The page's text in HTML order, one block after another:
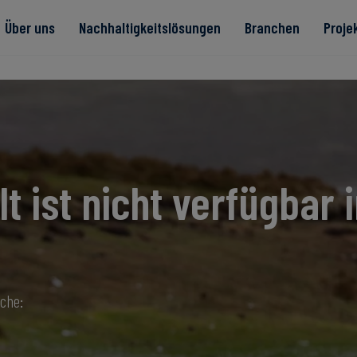
Über uns Nachhaltigkeitslösungen Branchen
Read more
Read more
Read more
Read more
Read more
ist nicht verfügbar